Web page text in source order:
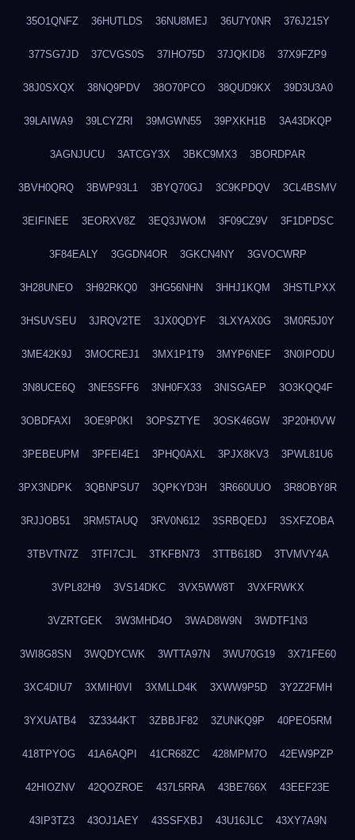
35O1QNFZ 36HUTLDS 36NU8MEJ 36U7Y0NR 376J215Y
377SG7JD 37CVGS0S 37IHO75D 37JQKID8 37X9FZP9
38J0SXQX 38NQ9PDV 38O70PCO 38QUD9KX 39D3U3A0
39LAIWA9 39LCYZRI 39MGWN55 39PXKH1B 3A43DKQP
3AGNJUCU 3ATCGY3X 3BKC9MX3 3BORDPAR
3BVH0QRQ 3BWP93L1 3BYQ70GJ 3C9KPDQV 3CL4BSMV
3EIFINEE 3EORXV8Z 3EQ3JWOM 3F09CZ9V 3F1DPDSC
3F84EALY 3GGDN4OR 3GKCN4NY 3GVOCWRP
3H28UNEO 3H92RKQ0 3HG56NHN 3HHJ1KQM 3HSTLPXX
3HSUVSEU 3JRQV2TE 3JX0QDYF 3LXYAX0G 3M0R5J0Y
3ME42K9J 3MOCREJ1 3MX1P1T9 3MYP6NEF 3N0IPODU
3N8UCE6Q 3NE5SFF6 3NH0FX33 3NISGAEP 3O3KQQ4F
3OBDFAXI 3OE9P0KI 3OPSZTYE 3OSK46GW 3P20H0VW
3PEBEUPM 3PFEI4E1 3PHQ0AXL 3PJX8KV3 3PWL81U6
3PX3NDPK 3QBNPSU7 3QPKYD3H 3R660UUO 3R8OBY8R
3RJJOB51 3RM5TAUQ 3RV0N612 3SRBQEDJ 3SXFZOBA
3TBVTN7Z 3TFI7CJL 3TKFBN73 3TTB618D 3TVMVY4A
3VPL82H9 3VS14DKC 3VX5WW8T 3VXFRWKX
3VZRTGEK 3W3MHD4O 3WAD8W9N 3WDTF1N3
3WI8G8SN 3WQDYCWK 3WTTA97N 3WU70G19 3X71FE60
3XC4DIU7 3XMIH0VI 3XMLLD4K 3XWW9P5D 3Y2Z2FMH
3YXUATB4 3Z3344KT 3ZBBJF82 3ZUNKQ9P 40PEO5RM
418TPYOG 41A6AQPI 41CR68ZC 428MPM7O 42EW9PZP
42HIOZNV 42QOZROE 437L5RRA 43BE766X 43EEF23E
43IP3TZ3 43OJ1AEY 43SSFXBJ 43U16JLC 43XY7A9N